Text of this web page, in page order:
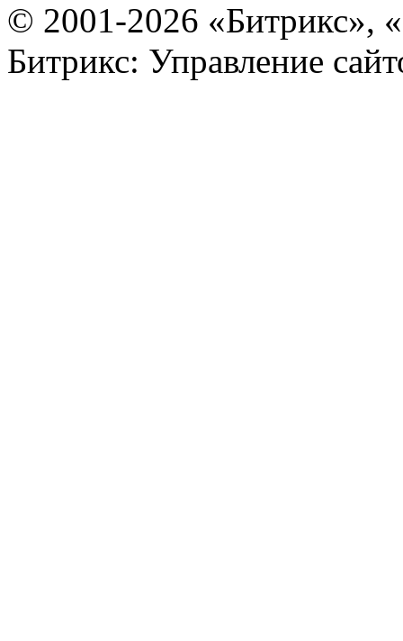
© 2001-2026 «Битрикс»,
Битрикс: Управление